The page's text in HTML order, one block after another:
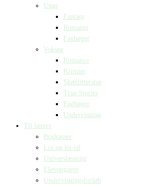
Unge
Fantasy
Romaner
Fagbøger
Voksne
Romance
Krimier
Skønlitteratur
True Stories
Fagbøger
Undervisning
Til lærere
Bogkasser
Lix og let-tal
Universlæsning
Elevopgaver
Undervisningsforløb